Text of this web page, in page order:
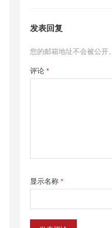
发表回复
您的邮箱地址不会被公开。
评论 *
显示名称 *